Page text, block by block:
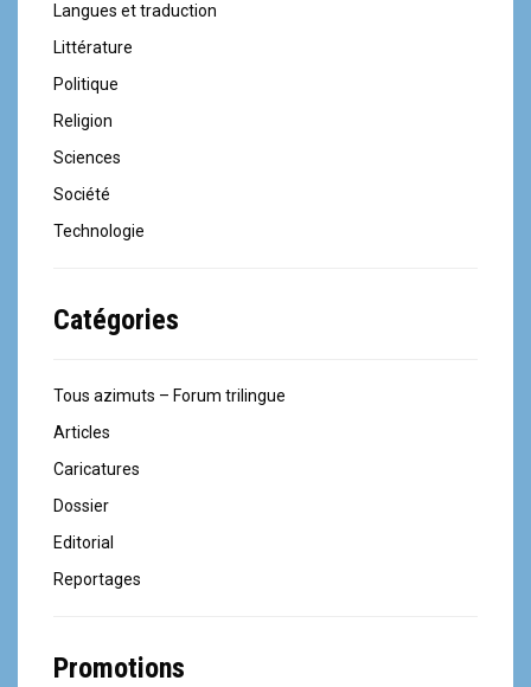
Langues et traduction
Littérature
Politique
Religion
Sciences
Société
Technologie
Catégories
Tous azimuts – Forum trilingue
Articles
Caricatures
Dossier
Editorial
Reportages
Promotions